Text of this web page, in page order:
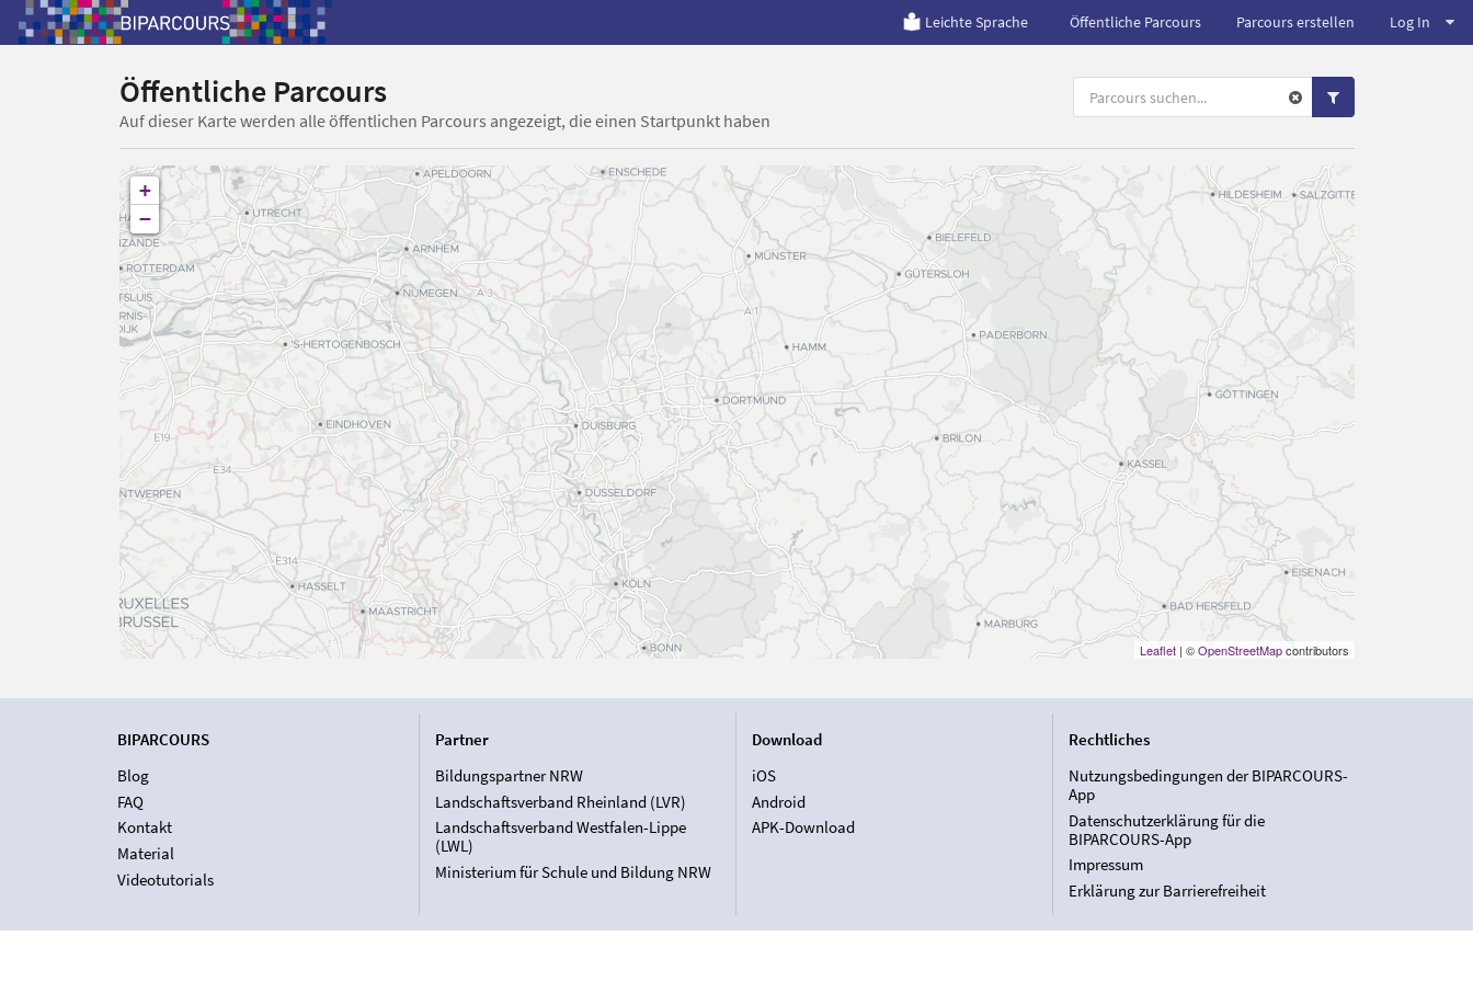
Leichte Sprache Öffentliche Parcours Parcours erstellen Log In
Öffentliche Parcours
Auf dieser Karte werden alle öffentlichen Parcours angezeigt, die einen Startpunkt haben
+
−
Leaflet| ©OpenStreetMapcontributors
BIPARCOURS
Blog
FAQ
Kontakt
Material
Videotutorials
Partner
Bildungspartner NRW
Landschaftsverband Rheinland (LVR)
Landschaftsverband Westfalen-Lippe
(LWL)
Ministerium für Schule und Bildung NRW
Download
iOS
Android
APK-Download
Rechtliches
Nutzungsbedingungen der BIPARCOURS-
App
Datenschutzerklärung für die
BIPARCOURS-App
Impressum
Erklärung zur Barrierefreiheit